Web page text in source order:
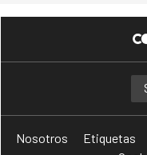
Nosotros Etiquetas